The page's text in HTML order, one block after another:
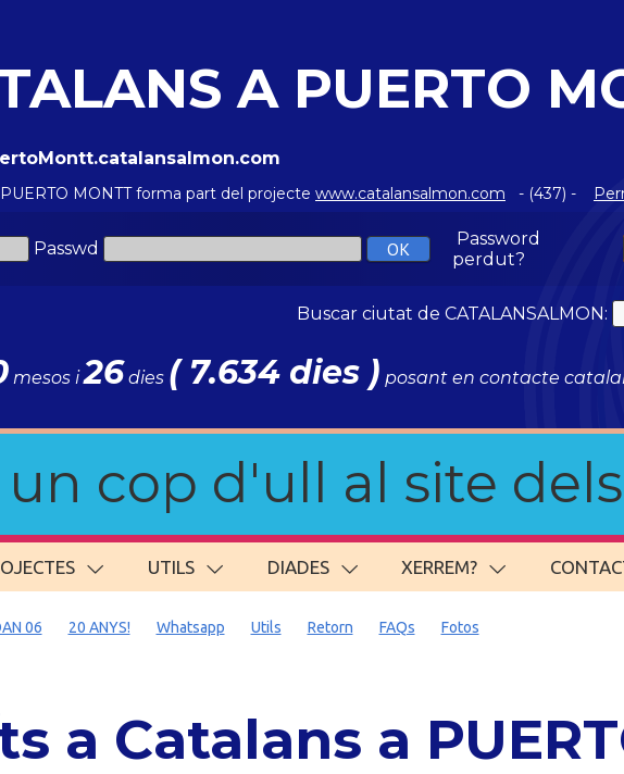
A PUERTO
MONTT forma part del projecte www.catalansalmon.com - (437) -
Passwd
Password
perdut?
Buscar ciutat de CATALANSALMON:
mesos i26dies ( 7.634 dies ) posant en contacte
cop d'ull al site
UTILS DIADES XERREM?
06 20 ANYS! Whatsapp Utils Retorn FAQs Fotos
a Catalans a